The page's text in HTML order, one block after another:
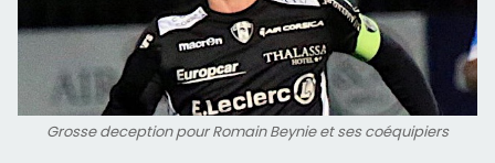
Grosse deception pour Romain Beynie et ses coéquipiers